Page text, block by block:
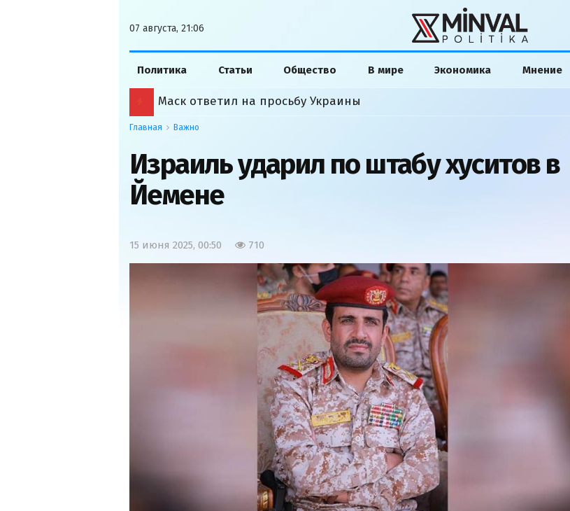
07 августа, 21:06
Политика Статьи Общество В мире Экономика Мнение
Маск ответил на просьбу Украины
Главная Важно
Израиль ударил по штабу хуситов в
Йемене
15 июня 2025, 00:50 710